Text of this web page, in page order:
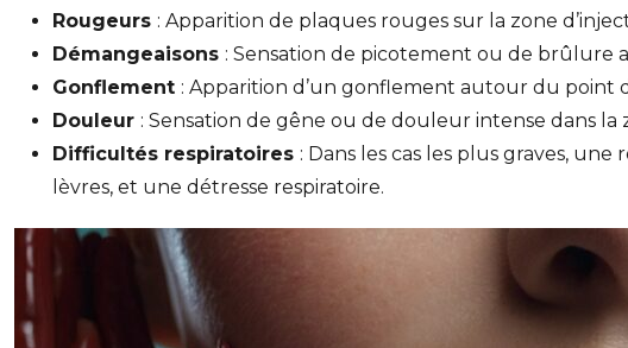
Rougeurs : Apparition de plaques rouges sur la zone
Démangeaisons : Sensation de picotement ou de brûlure
Gonflement : Apparition d’un gonflement autour du point
Douleur : Sensation de gêne ou de douleur intense dans la
Difficultés respiratoires : Dans les cas les plus graves,
lèvres, et une détresse respiratoire.